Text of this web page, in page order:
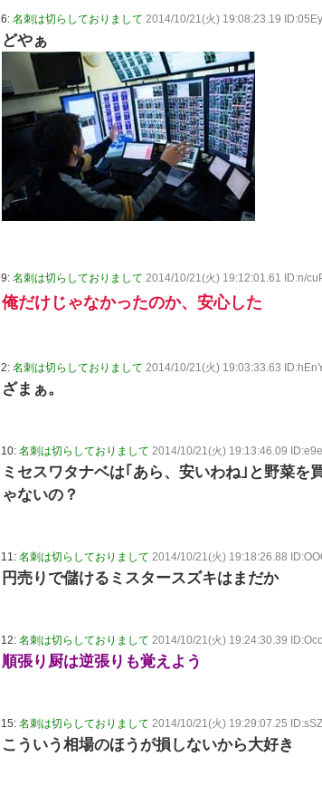
6: 名刺は切らしておりまして 2014/10/21(火) 19:08:23.19
どやぁ
9: 名刺は切らしておりまして 2014/10/21(火) 19:12:01.61 ID:n/
俺だけじゃなかったのか、安心した
2: 名刺は切らしておりまして 2014/10/21(火) 19:03:33.63
ざまぁ。
10: 名刺は切らしておりまして 2014/10/21(火) 19:13:46.09
ミセスワタナベは｢あら、安いわね｣と野菜を
ゃないの？
11: 名刺は切らしておりまして 2014/10/21(火) 19:18:26.88
円売りで儲けるミスタースズキはまだか
12: 名刺は切らしておりまして 2014/10/21(火) 19:24:30.39
順張り厨は逆張りも覚えよう
15: 名刺は切らしておりまして 2014/10/21(火) 19:29:07.25
こういう相場のほうが損しないから大好き